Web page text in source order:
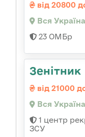
від 20800
Вся Україна
23 ОМБр
Зенітник
від 21000
Вся Україна
1 центр
ЗСУ